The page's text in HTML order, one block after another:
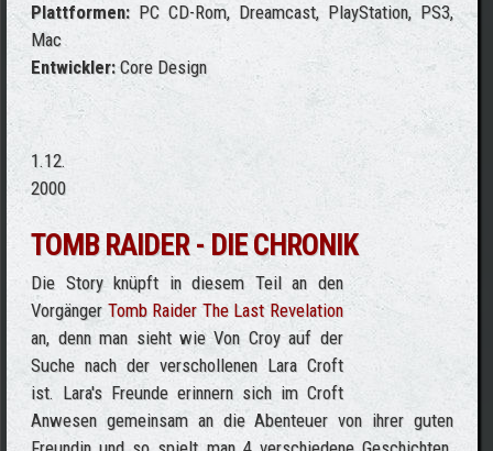
Plattformen: PC CD-Rom, Dreamcast, PlayStation, PS3,
Mac
Entwickler:Core Design
1.12.
2000
TOMB RAIDER - DIE CHRONIK
Die Story knüpft in diesem Teil an den
Vorgänger Tomb Raider The Last Revelation
an, denn man sieht wie Von Croy auf der
Suche nach der verschollenen Lara Croft
ist. Lara's Freunde erinnern sich im Croft
Anwesen gemeinsam an die Abenteuer von ihrer guten